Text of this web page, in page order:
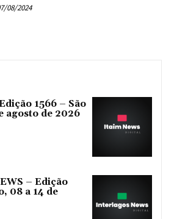
08/2024
1566 – São
agosto de 2026
– Edição
08 a 14 de